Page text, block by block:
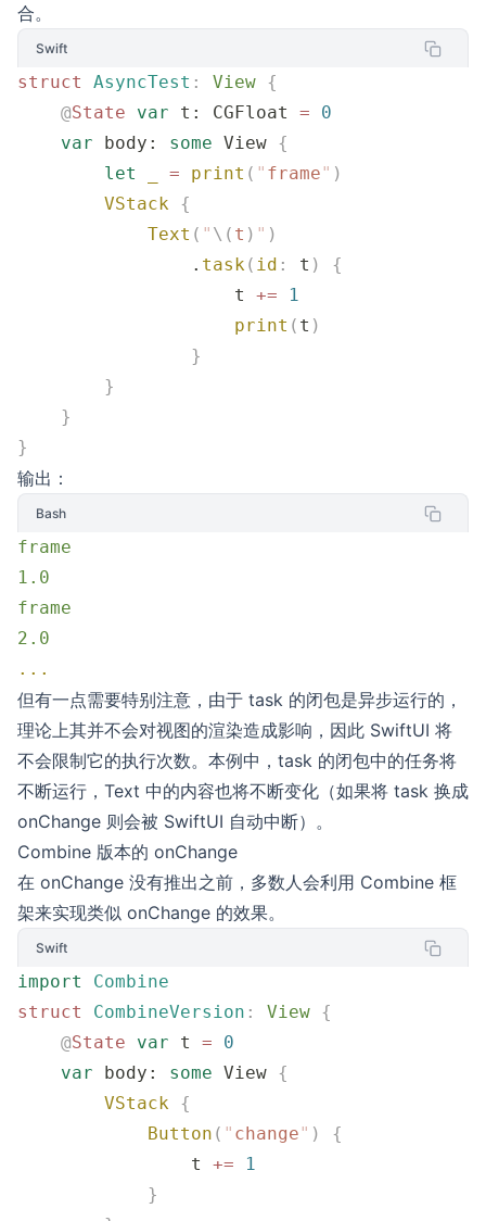
合。
Swift
struct AsyncTest : View {
    @
State var t: CGFloat = 0
    var
body: some View {
        let
= print ( " frame" )
        VStack
{
            Text
( " \( t ) " )
                .
task( id : t )
{
                    t
+= 1
                    print
( t )
                }
        }
    }
}
输出：
Bash
frame
1.0
frame
2.0
...
但有一点需要特别注意，由于 task 的闭包是异步运行的，
理论上其并不会对视图的渲染造成影响，因此 SwiftUI 将
不会限制它的执行次数。本例中，task 的闭包中的任务将
不断运行，Text 中的内容也将不断变化（如果将 task 换成
onChange 则会被 SwiftUI 自动中断）。
Combine 版本的 onChange
在 onChange 没有推出之前，多数人会利用 Combine 框
架来实现类似 onChange 的效果。
Swift
import
Combine
struct
CombineVersion : View {
    @
State var t = 0
    var
body: some View {
        VStack
{
            Button
( " change" )
{
                t
+= 1
            }